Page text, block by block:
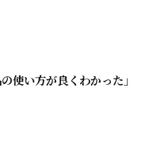
使い方が良くわかった」